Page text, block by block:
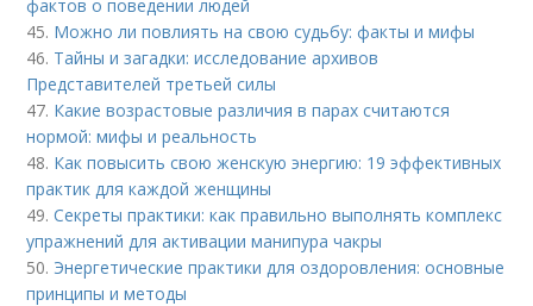
фактов о поведении людей
45. Можно ли повлиять на свою судьбу: факты и мифы
46. Тайны и загадки: исследование архивов
Представителей третьей силы
47. Какие возрастовые различия в парах считаются
нормой: мифы и реальность
48. Как повысить свою женскую энергию: 19 эффективных
практик для каждой женщины
49.Секреты практики: как правильно выполнять комплекс
упражнений для активации манипура чакры
50. Энергетические практики для оздоровления: основные
принципы и методы